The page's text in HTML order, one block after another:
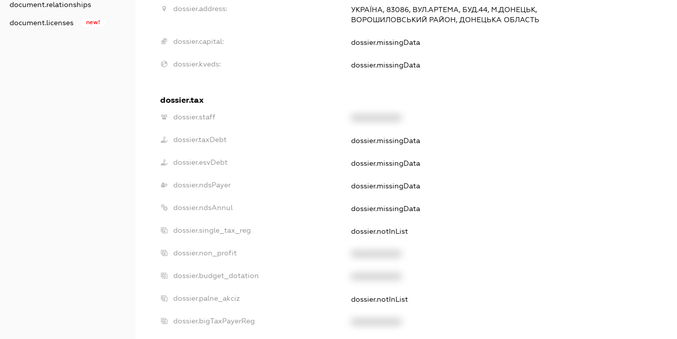
document.relationships
document.licenses new!
dossier.address:
УКРАЇНА, 83086, ВУЛ.АРТЕМА, БУД.44, М.ДОНЕЦЬК,
ВОРОШИЛОВСЬКИЙ РАЙОН, ДОНЕЦЬКА ОБЛАСТЬ
dossier.capital: dossier.missingData
dossier.kveds: dossier.missingData
dossier.tax
dossier.staff
dossier.taxDebt dossier.missingData
dossier.esvDebt dossier.missingData
dossier.ndsPayer dossier.missingData
dossier.ndsAnnul dossier.missingData
dossier.single_tax_reg dossier.notInList
dossier.non_profit
dossier.budget_dotation
dossier.palne_akciz dossier.notInList
dossier.bigTaxPayerReg